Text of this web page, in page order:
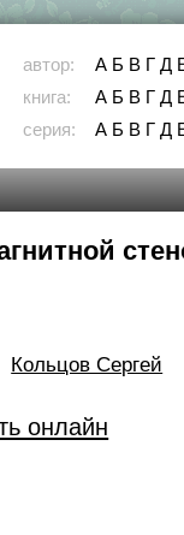
автор: А Б В Г Д
книга:
А Б В Г Д
серия:
А Б В Г Д
Кольцов Сергей
онлайн